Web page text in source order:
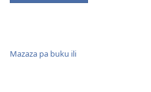
Mazaza pa buku ili